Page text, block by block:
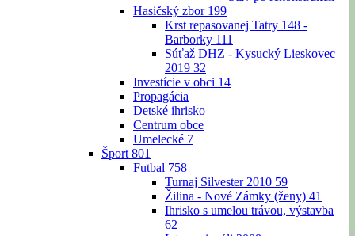
Hasičský zbor 199
Krst repasovanej Tatry 148 -
Barborky 111
Súťaž DHZ - Kysucký Lieskovec
2019 32
Investície v obci 14
Propagácia
Detské ihrisko
Centrum obce
Umelecké 7
Šport 801
Futbal 758
Turnaj Silvester 2010 59
Žilina - Nové Zámky (ženy) 41
Ihrisko s umelou trávou, výstavba
62